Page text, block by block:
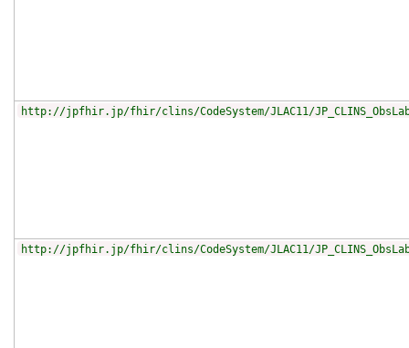
http://jpfhir.jp/fhir/clins/CodeSystem/JLAC11/
http://jpfhir.jp/fhir/clins/CodeSystem/JLAC11/